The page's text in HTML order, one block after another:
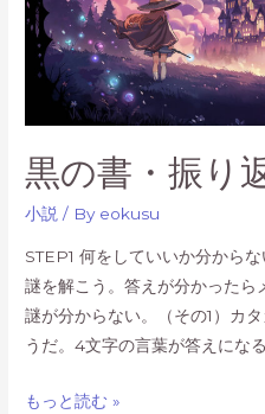
ー
ム・
ー
エ
ス
プ
新
宿
黒の書・振り
小説 / By eokusu
STEP1 何をしていいか分から
謎を解こう。答えが分かったら
謎が分からない。（その1）カ
うだ。4文字の言葉が答えになる
黒
もっと読む »